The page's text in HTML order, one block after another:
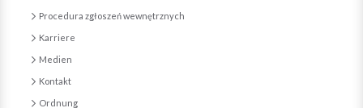
Procedura zgłoszeń wewnętrznych
Karriere
Medien
Kontakt
Ordnung